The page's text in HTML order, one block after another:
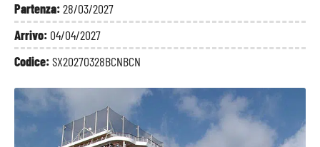
Partenza:28/03/2027
Arrivo: 04/04/2027
Codice:SX20270328BCNBCN